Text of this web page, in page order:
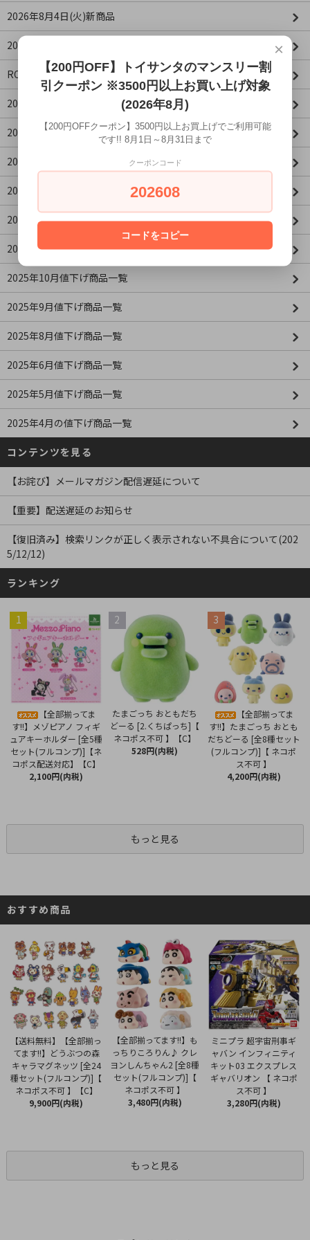
2026年8月4日(火)新商品
2026年8月3日(月)新商品
ROBOTIMEシリーズ
2026年4月値下げ商品一覧(更新：2026/04/16)
2026年3月値下げ商品一覧
2026年2月値下げ商品一覧
2026年1月値下げ商品一覧
2025年12月値下げ商品一覧
2025年11月値下げ商品一覧
2025年10月値下げ商品一覧
2025年9月値下げ商品一覧
2025年8月値下げ商品一覧
2025年6月値下げ商品一覧
2025年5月値下げ商品一覧
2025年4月の値下げ商品一覧
コンテンツを見る
【お詫び】メールマガジン配信遅延について
【重要】配送遅延のお知らせ
【復旧済み】検索リンクが正しく表示されない不具合について(202
5/12/12)
ランキング
1
【全部揃ってま
す!!】メゾピアノ フィギ
ュアキーホルダー [全5種
セット(フルコンプ)]【ネ
コポス配送対応】【C】
2,100円(内税)
2
たまごっち おともだち
どーる [2.くちぱっち]【
ネコポス不可 】【C】
528円(内税)
3
【全部揃ってま
す!!】たまごっち おとも
だちどーる [全8種セット
(フルコンプ)]【 ネコポ
ス不可 】
4,200円(内税)
もっと見る
おすすめ商品
【送料無料】【全部揃っ
てます!!】どうぶつの森
キャラマグネッツ [全24
種セット(フルコンプ)]【
ネコポス不可 】【C】
9,900円(内税)
【全部揃ってます!!】も
っちりころりん♪ クレ
ヨンしんちゃん2 [全8種
セット(フルコンプ)]【
ネコポス不可 】
3,480円(内税)
ミニプラ 超宇宙刑事ギ
ャバン インフィニティ
キット03 エクスプレス
ギャバリオン 【 ネコポ
ス不可 】
3,280円(内税)
もっと見る
×
【200円OFF】トイサンタのマンスリー割
引クーポン ※3500円以上お買い上げ対象
(2026年8月)
【200円OFFクーポン】3500円以上お買上げでご利用可能
です!! 8月1日～8月31日まで
クーポンコード
202608
コードをコピー